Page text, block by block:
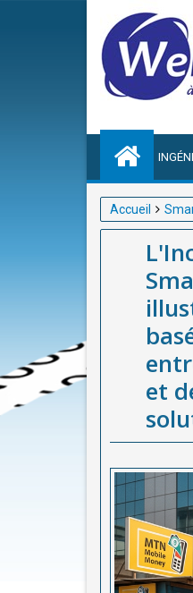
Accueil
L'Inclusion
parfaitement
SmartMifin.
et